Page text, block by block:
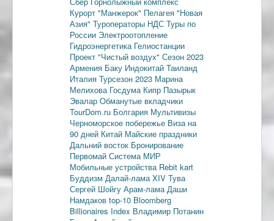
Курорт "Манжерок" Пелагея "Новая
Азия" Туроператоры НДС Туры по
России Электроотопление
Гидроэнергетика Гелиостанции
Проект "Чистый воздух" Сезон 2023
Армения Баку Индокитай Таиланд
Италия Турсезон 2023 Марина
Мелихова Госдума Кипр Пазырык
Эвалар Обманутые вкладчики
TourDom.ru Болгария Мультивизы
Черноморское побережье Виза на
90 дней Китай Майские праздники
Дальний восток Бронирование
Первомай Система МИР
Мобильные устройства Rebit kart
Буддизм Далай-лама XIV Тува
Сергей Шойгу Арам-лама Даши
Намдаков top-10 Bloomberg
Billionaires Index Владимир Потанин